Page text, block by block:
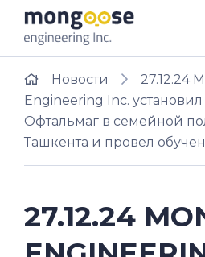
Новости
27.12.24
Engineering Inc. установил
Офтальмаг в семейной
Ташкента и провел
27.12.24